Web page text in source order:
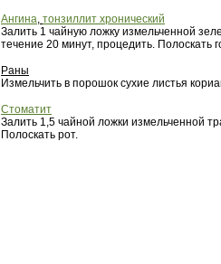
Ангина, тонзиллит хронический
Залить 1 чайную ложку измельченной
течение 20 минут, процедить. Полоскать
Раны
Измельчить в порошок сухие листья
Стоматит
Залить 1,5 чайной ложки измельченной
Полоскать рот.